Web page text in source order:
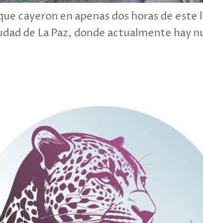
cayeron en apenas dos horas de este
de La Paz, donde actualmente hay